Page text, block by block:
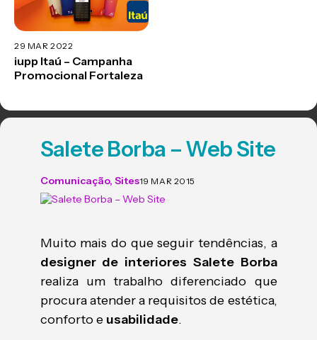
29 MAR 2022
iupp Itaú – Campanha
Promocional Fortaleza
Salete Borba – Web Site
Comunicação, Sites19 MAR 2015
Muito mais do que seguir tendências, a
designer de interiores Salete Borba
realiza um trabalho diferenciado que
procura atender a requisitos de estética,
conforto e usabilidade.